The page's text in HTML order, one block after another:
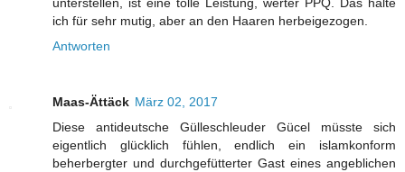
ich für sehr mutig, aber an den Haaren herbeigezogen.
Antworten
Maas-Ättäck März 02, 2017
Diese antideutsche Gülleschleuder Gücel müsste sich
eigentlich glücklich fühlen, endlich ein islamkonform
beherbergter und durchgefütterter Gast eines angeblichen